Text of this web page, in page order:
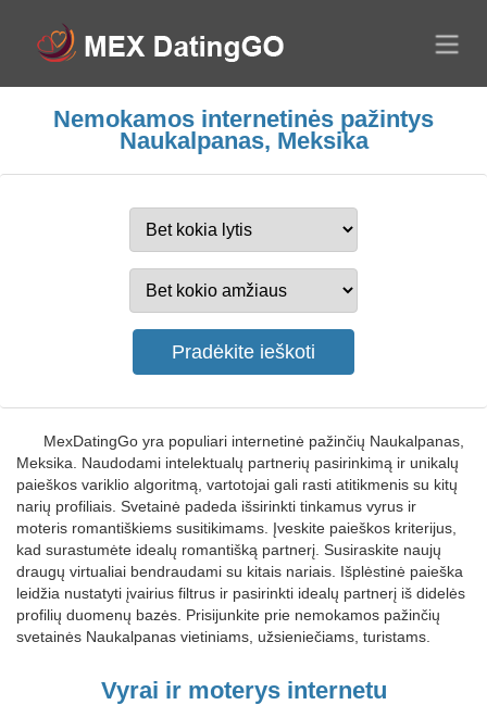
Nemokamos internetinės pažintys
Naukalpanas, Meksika
MexDatingGo yra populiari internetinė pažinčių Naukalpanas,
Meksika. Naudodami intelektualų partnerių pasirinkimą ir unikalų
paieškos variklio algoritmą, vartotojai gali rasti atitikmenis su kitų
narių profiliais. Svetainė padeda išsirinkti tinkamus vyrus ir
moteris romantiškiems susitikimams. Įveskite paieškos kriterijus,
kad surastumėte idealų romantišką partnerį. Susiraskite naujų
draugų virtualiai bendraudami su kitais nariais. Išplėstinė paieška
leidžia nustatyti įvairius filtrus ir pasirinkti idealų partnerį iš didelės
profilių duomenų bazės. Prisijunkite prie nemokamos pažinčių
svetainės Naukalpanas vietiniams, užsieniečiams, turistams.
Vyrai ir moterys internetu